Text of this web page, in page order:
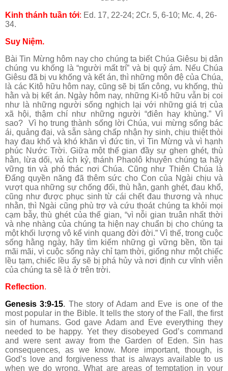
Kinh thánh tuần tới: Ed. 17, 22-24; 2Cr. 5, 6-10; Mc. 4, 26-
34.
Suy Niệm.
Bài Tin Mừng hôm nay cho chúng ta biết Chúa Giêsu bị dân
chúng vu khống là “người mất trí” và bị quỷ ám. Nếu Chúa
Giêsu đã bị vu khống và kết án, thì những môn đệ của Chúa,
là các Kitô hữu hôm nay, cũng sẽ bị tấn công, vu khống, thù
hằn và bị kết án. Ngày hôm nay, những Ki-tô hữu vẫn bị coi
như là những người sống nghịch lại với những giá trị của
xã hội, thậm chí như những người “điên hay khùng.” Vì
sao? Vì họ trung thành sống lời Chúa, vui mừng sống bác
ái, quảng đại, và sẵn sàng chấp nhận hy sinh, chịu thiệt thòi
hay đau khổ và khó khăn vì đức tin, vì Tin Mừng và vì hạnh
phúc Nước Trời. Giữa một thế gian đầy sự ghen ghét, thù
hằn, lừa dối, và ích kỷ, thánh Phaolô khuyên chúng ta hãy
vững tin và phó thác nơi Chúa. Cũng như Thiên Chúa là
Đấng quyền năng đã thêm sức cho Con của Ngài chịu và
vượt qua những sự chống đối, thù hằn, ganh ghét, đau khổ,
cũng như được phục sinh từ cái chết đau thương và nhục
nhằn, thì Ngài cũng phù trợ và cứu thoát chúng ta khỏi mọi
cạm bẫy, thù ghét của thế gian, “vì nỗi gian truân nhất thời
và nhẹ nhàng của chúng ta hiện nay chuẩn bị cho chúng ta
một khối lượng vô kể vinh quang đời đời.” Vì thế, trong cuộc
sống hằng ngày, hãy tìm kiếm những gì vững bền, tồn tại
mãi mãi, vì cuộc sống này chỉ tạm thời, giống như một chiếc
lều tạm, chiếc lều ấy sẽ bị phá hủy và nơi định cư vĩnh viễn
của chúng ta sẽ là ở trên trời.
Reflection.
Genesis 3:9-15. The story of Adam and Eve is one of the
most popular in the Bible. It tells the story of the Fall, the first
sin of humans. God gave Adam and Eve everything they
needed to be happy. Yet they disobeyed God’s command
and were sent away from the Garden of Eden. Sin has
consequences, as we know. More important, though, is
God’s love and forgiveness that is always available to us
when we do wrong. What are areas of temptation in your